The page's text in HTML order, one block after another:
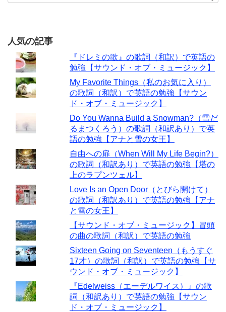
人気の記事
『ドレミの歌』の歌詞（和訳）で英語の
勉強【サウンド・オブ・ミュージック】
My Favorite Things（私のお気に入り）
の歌詞（和訳）で英語の勉強【サウン
ド・オブ・ミュージック】
Do You Wanna Build a Snowman?（雪だ
るまつくろう）の歌詞（和訳あり）で英
語の勉強【アナと雪の女王】
自由への扉（When Will My Life Begin?）
の歌詞（和訳あり）で英語の勉強【塔の
上のラプンツェル】
Love Is an Open Door（とびら開けて）
の歌詞（和訳あり）で英語の勉強【アナ
と雪の女王】
【サウンド・オブ・ミュージック】冒頭
の曲の歌詞（和訳）で英語の勉強
Sixteen Going on Seventeen（もうすぐ
17才）の歌詞（和訳）で英語の勉強【サ
ウンド・オブ・ミュージック】
『Edelweiss（エーデルワイス）』の歌
詞（和訳あり）で英語の勉強【サウン
ド・オブ・ミュージック】